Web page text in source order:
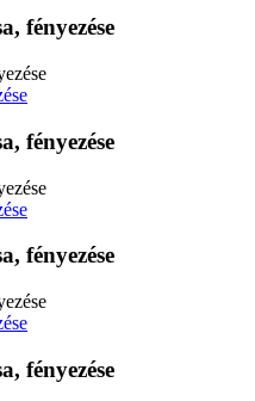
fényezése
fényezése
fényezése
fényezése